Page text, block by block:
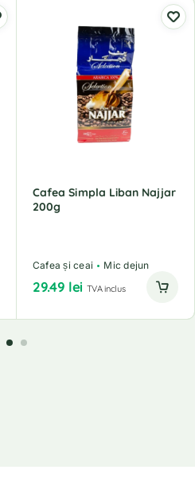
Cafea Simpla Liban Najjar
200g
Cafea și ceai Mic dejun
29.49 lei TVA inclus